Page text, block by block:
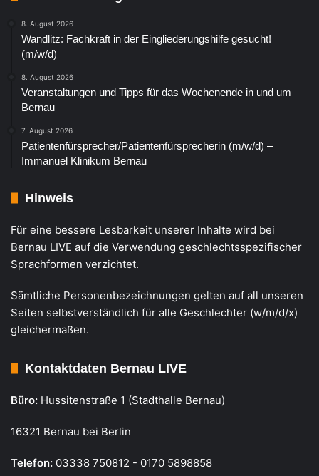
8. August 2026
Wandlitz: Fachkraft in der Eingliederungshilfe gesucht!
(m/w/d)
8. August 2026
Veranstaltungen und Tipps für das Wochenende in und um
Bernau
7. August 2026
Patientenfürsprecher/Patientenfürsprecherin (m/w/d) –
Immanuel Klinikum Bernau
Hinweis
Für eine bessere Lesbarkeit unserer Inhalte wird bei
Bernau LIVE auf die Verwendung geschlechtsspezifischer
Sprachformen verzichtet.
Sämtliche Personenbezeichnungen gelten auf all unseren
Seiten selbstverständlich für alle Geschlechter (w/m/d/x)
gleichermaßen.
Kontaktdaten Bernau LIVE
Büro: Hussitenstraße 1 (Stadthalle Bernau)
16321 Bernau bei Berlin
Telefon: 03338 750812 - 0170 5898858